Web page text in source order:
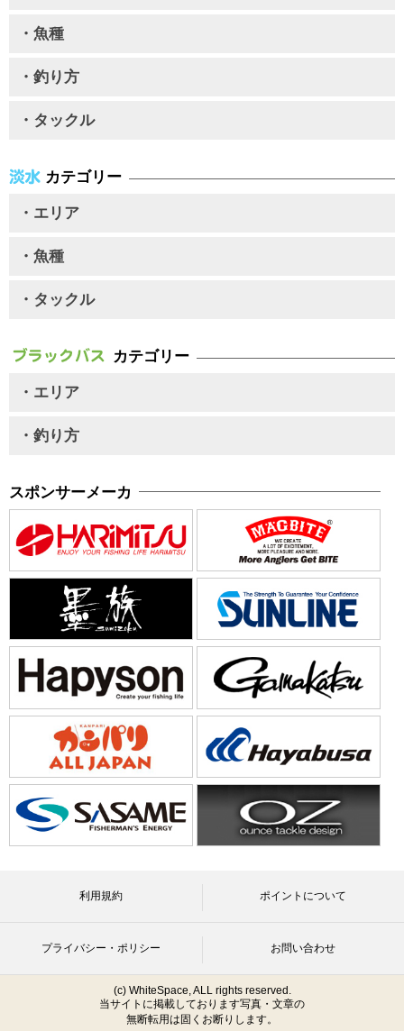
・魚種
・釣り方
・タックル
カテゴリー
・エリア
・魚種
・タックル
カテゴリー
・エリア
・釣り方
スポンサーメーカ
利用規約 ポイントについて
プライバシー・ポリシー お問い合わせ
(c) WhiteSpace, ALL rights reserved.
当サイトに掲載しております写真・文章の
無断転用は固くお断りします。